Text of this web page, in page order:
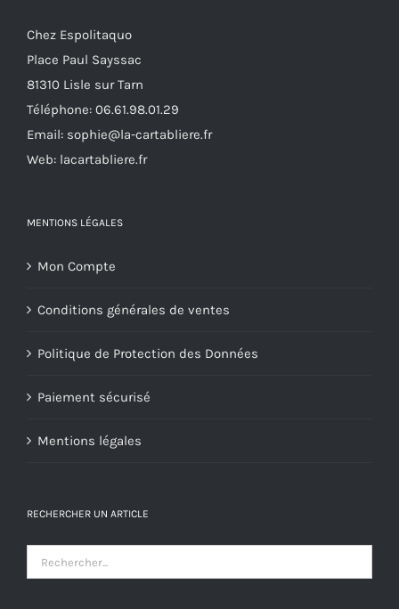
Chez Espolitaquo
Place Paul Sayssac
81310 Lisle sur Tarn
Téléphone: 06.61.98.01.29
Email: sophie@la-cartabliere.fr
Web: lacartabliere.fr
MENTIONS LÉGALES
Mon Compte
Conditions générales de ventes
Politique de Protection des Données
Paiement sécurisé
Mentions légales
RECHERCHER UN ARTICLE